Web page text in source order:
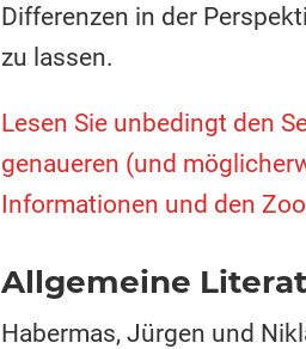
Differenzen in der
zu lassen.
Lesen Sie unbedingt den
genaueren (und
Informationen und den
Allgemeine
Habermas, Jürgen und